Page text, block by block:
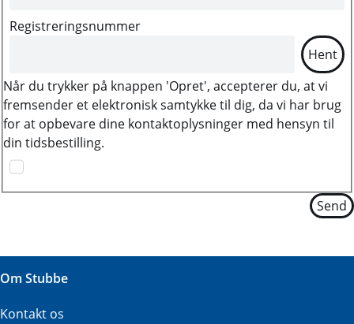
Registreringsnummer
Hent
Når du trykker på knappen 'Opret', accepterer du, at vi
fremsender et elektronisk samtykke til dig, da vi har brug
for at opbevare dine kontaktoplysninger med hensyn til
din tidsbestilling.
Om Stubbe
Kontakt os